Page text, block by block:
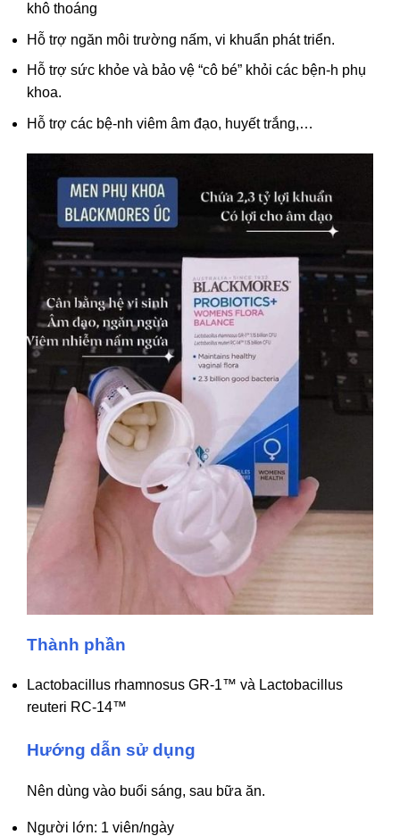
khô thoáng
Hỗ trợ ngăn môi trường nấm, vi khuẩn phát triển.
Hỗ trợ sức khỏe và bảo vệ “cô bé” khỏi các bện-h phụ
khoa.
Hỗ trợ các bệ-nh viêm âm đạo, huyết trắng,…
Thành phần
Lactobacillus rhamnosus GR-1™ và Lactobacillus
reuteri RC-14™
Hướng dẫn sử dụng
Nên dùng vào buổi sáng, sau bữa ăn.
Người lớn: 1 viên/ngày